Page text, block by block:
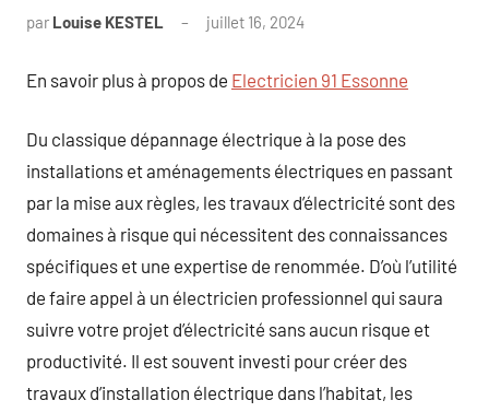
par Louise KESTEL juillet 16, 2024
En savoir plus à propos de Electricien 91 Essonne
Du classique dépannage électrique à la pose des
installations et aménagements électriques en passant
par la mise aux règles, les travaux d’électricité sont des
domaines à risque qui nécessitent des connaissances
spécifiques et une expertise de renommée. D’où l’utilité
de faire appel à un électricien professionnel qui saura
suivre votre projet d’électricité sans aucun risque et
productivité. Il est souvent investi pour créer des
travaux d’installation électrique dans l’habitat, les